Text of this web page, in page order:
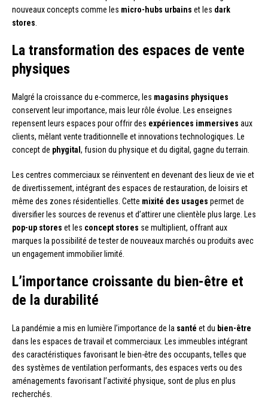
nouveaux concepts comme les micro-hubs urbains et les dark
stores
La transformation des espaces de vente
physiques
Malgré la croissance du e-commerce, les magasins physiques
conservent leur importance, mais leur rôle évolue. Les enseignes
repensent leurs espaces pour offrir des expériences immersives aux
clients, mêlant vente traditionnelle et innovations technologiques. Le
concept de phygital, fusion du physique et du digital, gagne du terrain.
Les centres commerciaux se réinventent en devenant des lieux de vie et
de divertissement, intégrant des espaces de restauration, de loisirs et
même des zones résidentielles. Cette mixité des usages permet de
diversifier les sources de revenus et d’attirer une clientèle plus large. Les
pop-up stores et les concept stores se multiplient, offrant aux
marques la possibilité de tester de nouveaux marchés ou produits avec
un engagement immobilier limité.
L’importance croissante du bien-être et
de la durabilité
La pandémie a mis en lumière l’importance de la santé et du bien-être
dans les espaces de travail et commerciaux. Les immeubles intégrant
des caractéristiques favorisant le bien-être des occupants, telles que
des systèmes de ventilation performants, des espaces verts ou des
aménagements favorisant l’activité physique, sont de plus en plus
recherchés.